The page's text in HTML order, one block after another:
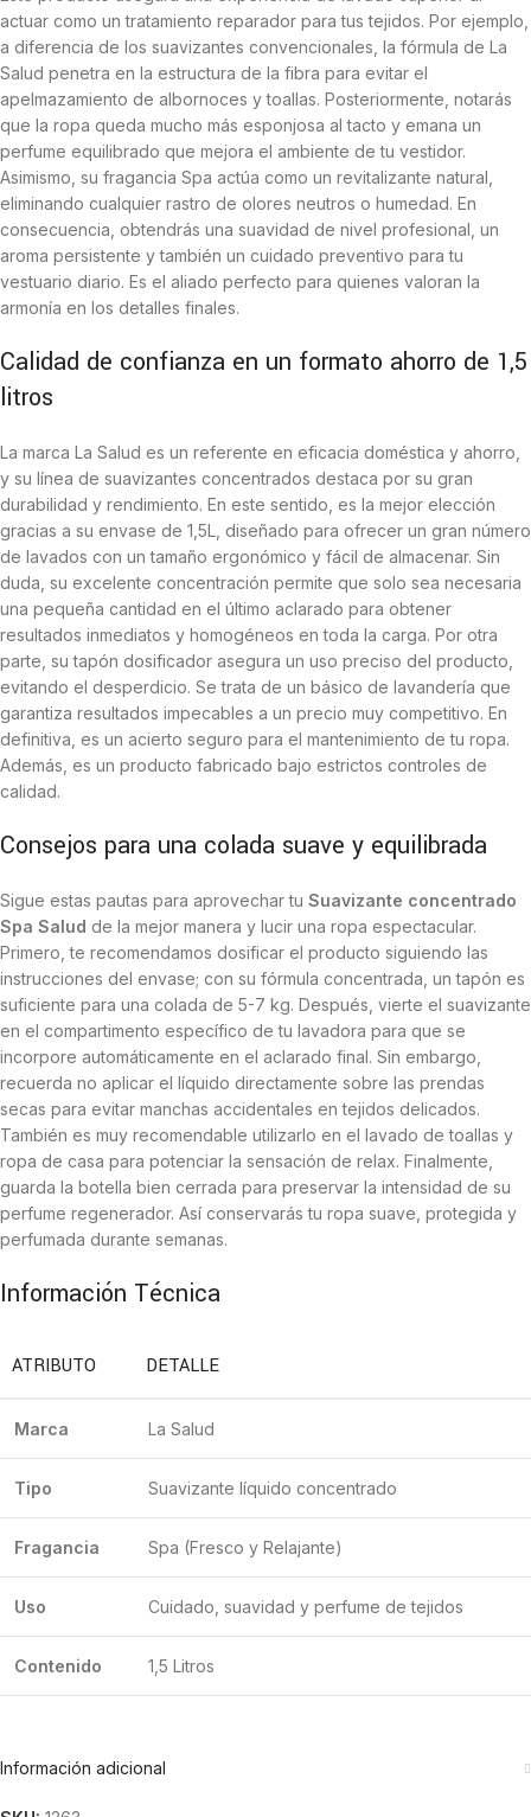
actuar como un tratamiento reparador para tus tejidos. Por ejemplo,
a diferencia de los suavizantes convencionales, la fórmula de La
Salud penetra en la estructura de la fibra para evitar el
apelmazamiento de albornoces y toallas. Posteriormente, notarás
que la ropa queda mucho más esponjosa al tacto y emana un
perfume equilibrado que mejora el ambiente de tu vestidor.
Asimismo, su fragancia Spa actúa como un revitalizante natural,
eliminando cualquier rastro de olores neutros o humedad. En
consecuencia, obtendrás una suavidad de nivel profesional, un
aroma persistente y también un cuidado preventivo para tu
vestuario diario. Es el aliado perfecto para quienes valoran la
armonía en los detalles finales.
Calidad de confianza en un formato ahorro de 1,5
litros
La marca La Salud es un referente en eficacia doméstica y ahorro,
y su línea de suavizantes concentrados destaca por su gran
durabilidad y rendimiento. En este sentido, es la mejor elección
gracias a su envase de 1,5L, diseñado para ofrecer un gran número
de lavados con un tamaño ergonómico y fácil de almacenar. Sin
duda, su excelente concentración permite que solo sea necesaria
una pequeña cantidad en el último aclarado para obtener
resultados inmediatos y homogéneos en toda la carga. Por otra
parte, su tapón dosificador asegura un uso preciso del producto,
evitando el desperdicio. Se trata de un básico de lavandería que
garantiza resultados impecables a un precio muy competitivo. En
definitiva, es un acierto seguro para el mantenimiento de tu ropa.
Además, es un producto fabricado bajo estrictos controles de
calidad.
Consejos para una colada suave y equilibrada
Sigue estas pautas para aprovechar tu Suavizante concentrado
Spa Salud de la mejor manera y lucir una ropa espectacular.
Primero, te recomendamos dosificar el producto siguiendo las
instrucciones del envase; con su fórmula concentrada, un tapón es
suficiente para una colada de 5-7 kg. Después, vierte el suavizante
en el compartimento específico de tu lavadora para que se
incorpore automáticamente en el aclarado final. Sin embargo,
recuerda no aplicar el líquido directamente sobre las prendas
secas para evitar manchas accidentales en tejidos delicados.
También es muy recomendable utilizarlo en el lavado de toallas y
ropa de casa para potenciar la sensación de relax. Finalmente,
guarda la botella bien cerrada para preservar la intensidad de su
perfume regenerador. Así conservarás tu ropa suave, protegida y
perfumada durante semanas.
Información Técnica
ATRIBUTO DETALLE
Marca La Salud
Tipo Suavizante líquido concentrado
Fragancia Spa (Fresco y Relajante)
Uso Cuidado, suavidad y perfume de tejidos
Contenido 1,5 Litros
Información adicional